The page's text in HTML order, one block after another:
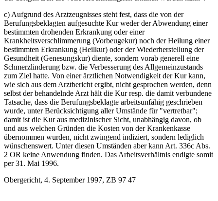
c) Aufgrund des Arztzeugnisses steht fest, dass die von der
Berufungsbeklagten aufgesuchte Kur weder der Abwendung einer
bestimmten drohenden Erkrankung oder einer
Krankheitsverschlimmerung (Vorbeugekur) noch der Heilung einer
bestimmten Erkrankung (Heilkur) oder der Wiederherstellung der
Gesundheit (Genesungskur) diente, sondern vorab generell eine
Schmerzlinderung bzw. die Verbesserung des Allgemeinzustands
zum Ziel hatte. Von einer ärztlichen Notwendigkeit der Kur kann,
wie sich aus dem Arztbericht ergibt, nicht gesprochen werden, denn
selbst der behandelnde Arzt hält die Kur resp. die damit verbundene
Tatsache, dass die Berufungsbeklagte arbeitsunfähig geschrieben
wurde, unter Berücksichtigung aller Umstände für "vertretbar";
damit ist die Kur aus medizinischer Sicht, unabhängig davon, ob
und aus welchen Gründen die Kosten von der Krankenkasse
übernommen wurden, nicht zwingend indiziert, sondern lediglich
wünschenswert. Unter diesen Umständen aber kann Art. 336c Abs.
2 OR keine Anwendung finden. Das Arbeitsverhältnis endigte somit
per 31. Mai 1996.
Obergericht, 4. September 1997, ZB 97 47